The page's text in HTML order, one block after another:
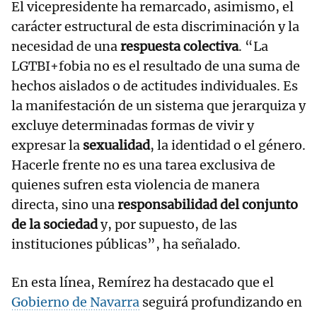
El vicepresidente ha remarcado, asimismo, el
carácter estructural de esta discriminación y la
necesidad de unarespuesta colectiva. “La
LGTBI+fobia no es el resultado de una suma de
hechos aislados o de actitudes individuales. Es
la manifestación de un sistema que jerarquiza y
excluye determinadas formas de vivir y
expresar la sexualidad, la identidad o el género.
Hacerle frente no es una tarea exclusiva de
quienes sufren esta violencia de manera
directa, sino unaresponsabilidad del conjunto
de la sociedady, por supuesto, de las
instituciones públicas”, ha señalado.
En esta línea, Remírez ha destacado que el
Gobierno de Navarra seguirá profundizando en